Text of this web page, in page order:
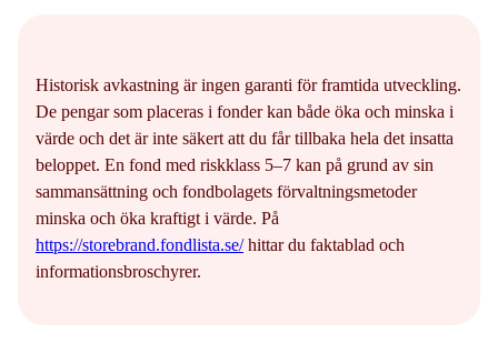
Historisk avkastning är ingen garanti för framtida utveckling.
De pengar som placeras i fonder kan både öka och minska i
värde och det är inte säkert att du får tillbaka hela det insatta
beloppet. En fond med riskklass 5–7 kan på grund av sin
sammansättning och fondbolagets förvaltningsmetoder
minska och öka kraftigt i värde. På
https://storebrand.fondlista.se/hittar du faktablad och
informationsbroschyrer.